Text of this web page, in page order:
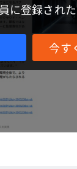
に登録され
今す